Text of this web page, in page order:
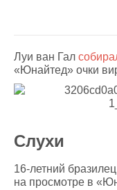
Луи ван Гал
«Юнайтед» очки
Слухи
16-летний
на просмотре в